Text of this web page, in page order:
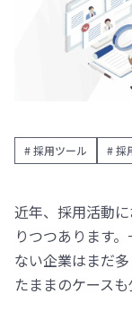
# 採用ツール # 採
近年、採用活動
りつつあります
ない企業はまだ
たままのケースも